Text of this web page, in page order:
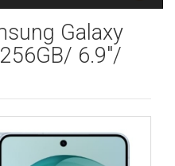
Galaxy
6.9"/